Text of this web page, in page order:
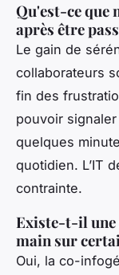
Qu'est-ce que
après être
Le gain de
collaborateurs
fin des
pouvoir
quelques
quotidien. L’IT
contrainte.
Existe-t-il
main sur
Oui, la co-